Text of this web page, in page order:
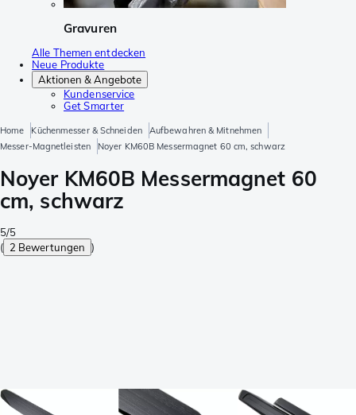
Gravuren
Alle Themen entdecken
Neue Produkte
Aktionen & Angebote
Kundenservice
Get Smarter
Home Küchenmesser & Schneiden
Aufbewahren & Mitnehmen
Messer-Magnetleisten
Noyer KM60B Messermagnet 60 cm, schwarz
Noyer KM60B Messermagnet 60
cm, schwarz
5/5
( 2 Bewertungen )